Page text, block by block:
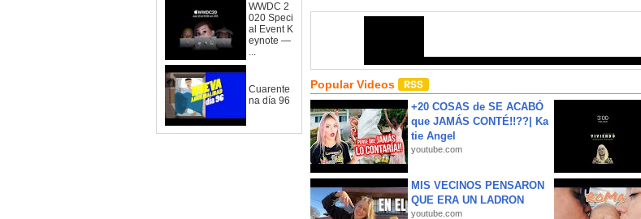
WWDC 2
020 Speci
al Event K
eynote —
...
Cuarente
na día 96
Popular Videos
+20 COSAS de SE ACABÓ
que JAMÁS CONTÉ!!??| Ka
tie Angel
youtube.com
MIS VECINOS PENSARON
QUE ERA UN LADRON
youtube.com